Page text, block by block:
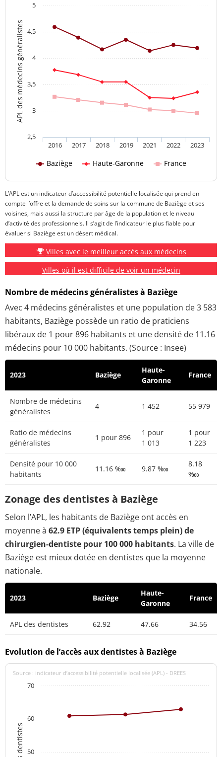
APL des médecins généralistes
Baziège Haute-Garonne France
2016 2017 2018 2019 2021 2022 2023
2,5
3
3,5
4
4,5
5
L’APL est un indicateur d’accessibilité potentielle localisée qui prend en
compte l’offre et la demande de soins sur la commune de Baziège et ses
voisines, mais aussi la structure par âge de la population et le niveau
d’activité des professionnels. Il s’agit de l’indicateur le plus fiable pour
évaluer si Baziège est un désert médical.
Villes avec le meilleur accès aux médecins
Villes où il est difficile de voir un médecin
Nombre de médecins généralistes à Baziège
Avec 4 médecins généralistes et une population de 3 583
habitants, Baziège possède un ratio de praticiens
libéraux de 1 pour 896 habitants et une densité de 11.16
médecins pour 10 000 habitants. (Source : Insee)
2023 Baziège
Haute-
Garonne
France
Nombre de médecins
généralistes
4 1 452 55 979
Ratio de médecins
généralistes
1 pour 896
1 pour
1 013
1 pour
1 223
Densité pour 10 000
habitants
11.16 ‱ 9.87 ‱
8.18
‱
Zonage des dentistes à Baziège
Selon l’APL, les habitants de Baziège ont accès en
moyenne à 62.9 ETP (équivalents temps plein) de
chirurgien-dentiste pour 100 000 habitants. La ville de
Baziège est mieux dotée en dentistes que la moyenne
nationale.
2023 Baziège
Haute-
Garonne
France
APL des dentistes 62.92 47.66 34.56
Evolution de l’accès aux dentistes à Baziège
Source : indicateur d’accessibilité potentielle localisée (APL) - DREES
50
60
70